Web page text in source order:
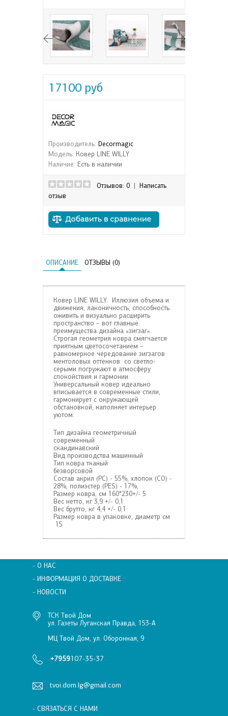
17100 руб
Производитель: Decormagic
Модель: Ковер LINE WILLY
Наличие: Есть в наличии
Отзывов: 0
Написать
отзыв
ОПИСАНИЕ ОТЗЫВЫ (0)
Ковер LINE WILLY. Иллюзия объема и
движения, лаконичность, способность
оживить и визуально расширить
пространство – вот главные
преимущества дизайна «зигзаг».
Строгая геометрия ковра смягчается
приятным цветосочетанием –
равномерное чередование зигзагов
ментоловых оттенков со светло-
серыми погружают в атмосферу
спокойствия и гармонии.
Универсальный ковер идеально
вписывается в современные стили,
гармонирует с окружающей
обстановкой, наполняет интерьер
уютом.
Тип дизайна геометричный
современный
скандинавский
Вид производства машинный
Тип ковра тканый
безворсовой
Состав акрил (PC) - 55%, хлопок (CO) -
28%, полиэстер (PES) - 17%,
Размер ковра, см 160*230+/- 5
Вес нетто, кг 3,9 +/- 0,1
Вес брутто, кг 4,4 +/- 0,1
Размер ковра в упаковке, диаметр см
15
- О НАС
- ИНФОРМАЦИЯ О ДОСТАВКЕ
- НОВОСТИ
ТСК Твой Дом
ул. Газеты Луганская Правда, 153-А
МЦ Твой Дом, ул. Оборонная, 9
+7959107-35-37
tvoi.dom.lg@gmail.com
- СВЯЗАТЬСЯ С НАМИ